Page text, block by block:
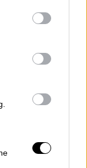
may click to
party tags to
below Google
(45%),
με
να δουν την
είχε μία
και στη
σε
και